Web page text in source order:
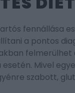
fennállása
a pontos
felmerülhet
Mivel
szabott,